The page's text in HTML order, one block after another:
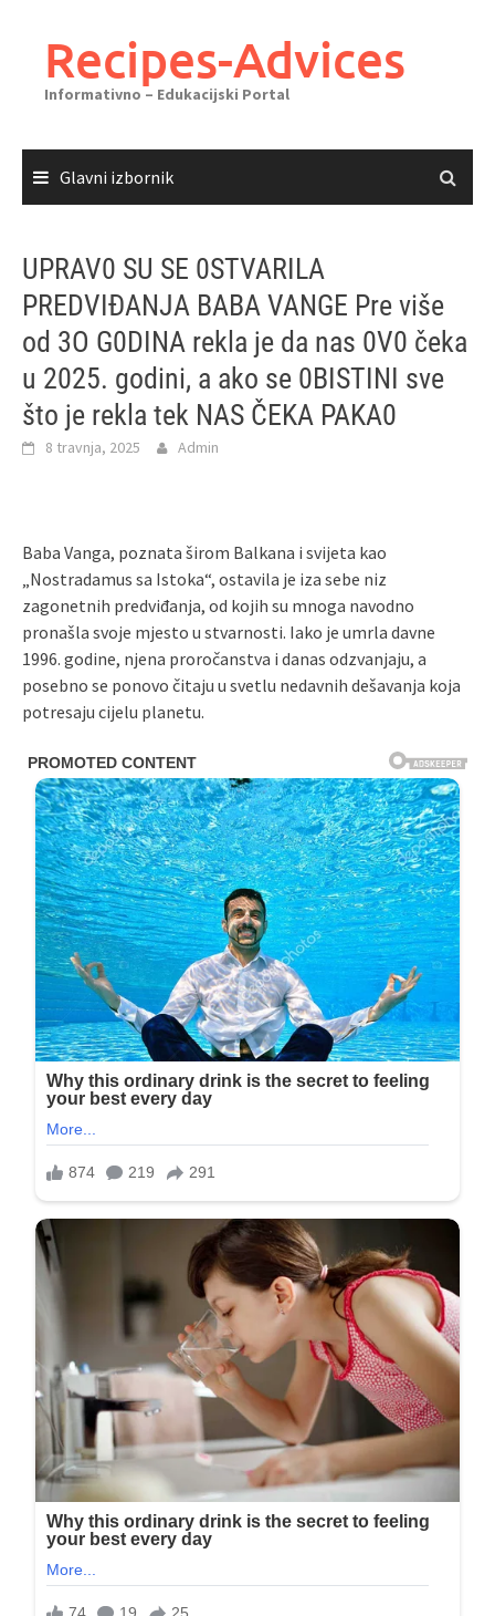
sadržajaRecipes-Advices
Informativno – Edukacijski Portal
Glavni izbornik
UPRAV0 SU SE 0STVARILA
PREDVIĐANJA BABA VANGE Pre više
od 3O G0DINA rekla je da nas 0V0 čeka
u 2025. godini, a ako se 0BISTINI sve
što je rekla tek NAS ČEKA PAKA0
8 travnja, 2025 Admin
Baba Vanga, poznata širom Balkana i svijeta kao
„Nostradamus sa Istoka“, ostavila je iza sebe niz
zagonetnih predviđanja, od kojih su mnoga navodno
pronašla svoje mjesto u stvarnosti. Iako je umrla davne
1996. godine, njena proročanstva i danas odzvanjaju, a
posebno se ponovo čitaju u svetlu nedavnih dešavanja koja
potresaju cijelu planetu.